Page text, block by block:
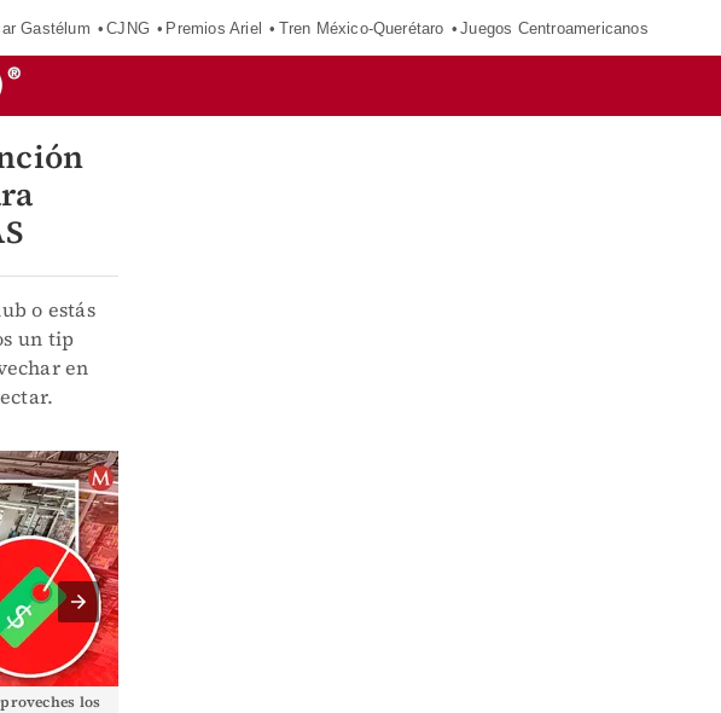
Gastélum CJNG Premios Ariel Tren México-Querétaro Juegos Centroamericanos
o estás
un tip
en
los